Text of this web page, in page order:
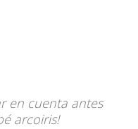
en cuenta antes
arcoiris!